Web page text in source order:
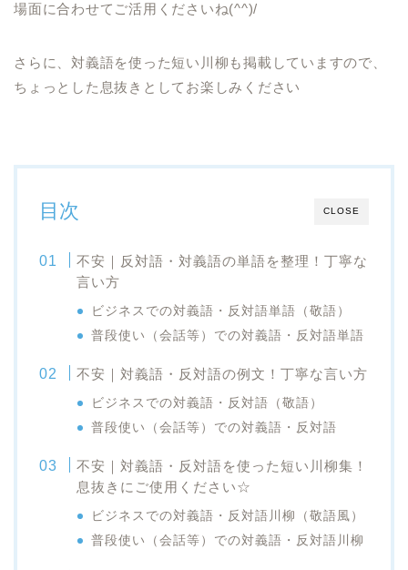
場面に合わせてご活用くださいね(^^)/
さらに、対義語を使った短い川柳も掲載していますので、
ちょっとした息抜きとしてお楽しみください
CLOSE
目次
不安｜反対語・対義語の単語を整理！丁寧な
言い方
ビジネスでの対義語・反対語単語（敬語）
普段使い（会話等）での対義語・反対語単語
不安｜対義語・反対語の例文！丁寧な言い方
ビジネスでの対義語・反対語（敬語）
普段使い（会話等）での対義語・反対語
不安｜対義語・反対語を使った短い川柳集！
息抜きにご使用ください☆
ビジネスでの対義語・反対語川柳（敬語風）
普段使い（会話等）での対義語・反対語川柳